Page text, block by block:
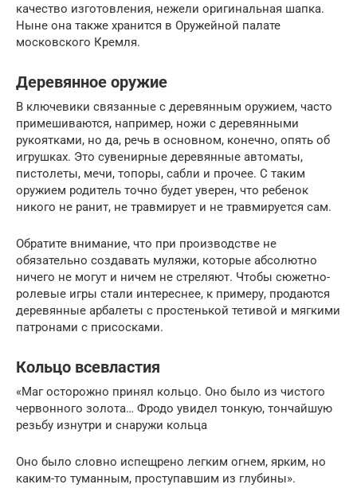
качество изготовления, нежели оригинальная шапка.
Ныне она также хранится в Оружейной палате
московского Кремля.
Деревянное оружие
В ключевики связанные с деревянным оружием, часто
примешиваются, например, ножи с деревянными
рукоятками, но да, речь в основном, конечно, опять об
игрушках. Это сувенирные деревянные автоматы,
пистолеты, мечи, топоры, сабли и прочее. С таким
оружием родитель точно будет уверен, что ребенок
никого не ранит, не травмирует и не травмируется сам.
Обратите внимание, что при производстве не
обязательно создавать муляжи, которые абсолютно
ничего не могут и ничем не стреляют. Чтобы сюжетно-
ролевые игры стали интереснее, к примеру, продаются
деревянные арбалеты с простенькой тетивой и мягкими
патронами с присосками.
Кольцо всевластия
«Маг осторожно принял кольцо. Оно было из чистого
червонного золота… Фродо увидел тонкую, тончайшую
резьбу изнутри и снаружи кольца
Оно было словно испещрено легким огнем, ярким, но
каким-то туманным, проступавшим из глубины».